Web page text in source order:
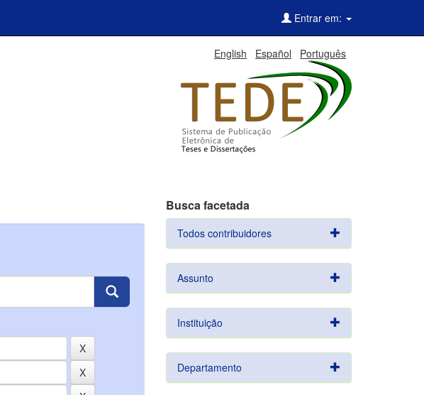
Entrar em:
English Español Português
Busca facetada
Todos contribuidores
Assunto
Instituição
Departamento